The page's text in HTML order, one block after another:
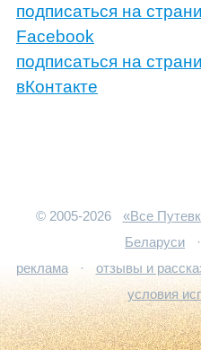
подписаться на
Facebook
подписаться на
вКонтакте
© 2005-2026
«Все
Беларуси
·
реклама
· отзывы и
условия